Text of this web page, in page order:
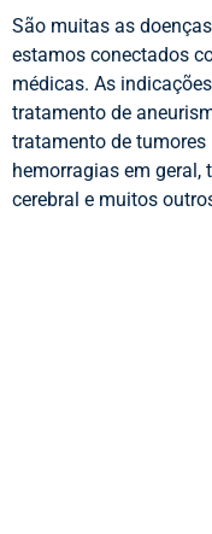
São muitas as
estamos conectados
médicas. As
tratamento de
tratamento de
hemorragias em
cerebral e muitos